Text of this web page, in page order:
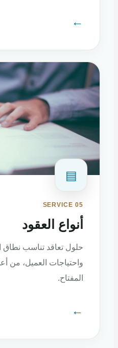
▤
SERVICE 05
أنواع العقود
حلول تعاقد تناسب نطاق الأعمال
واحتياجات العميل، من أعمال